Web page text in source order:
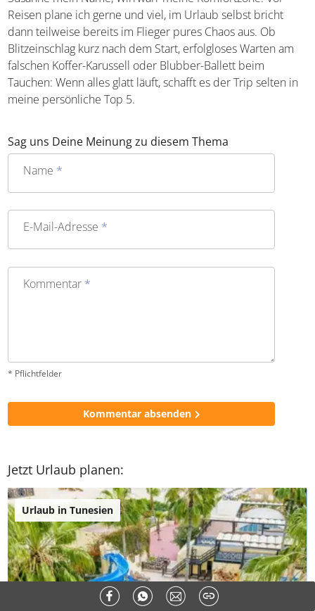
Susanne mein Name, Wirrwarr meine Komfortzone. Vor
Reisen plane ich gerne und viel, im Urlaub selbst bricht
falschen Koffer-Karussell oder Blubber-Ballett beim
Tauchen: Wenn alles glatt läuft, schafft es der Trip selten
in meine persönliche Top 5.
Sag uns Deine Meinung zu diesem Thema
E-Mail-Adresse
* Pflichtfelder
Kommentar absenden